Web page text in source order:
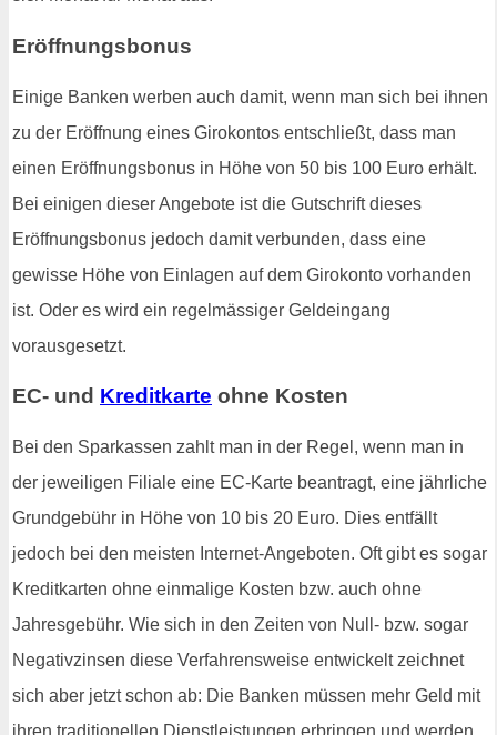
Eröffnungsbonus
Einige Banken werben auch damit, wenn man sich bei ihnen
zu der Eröffnung eines Girokontos entschließt, dass man
einen Eröffnungsbonus in Höhe von 50 bis 100 Euro erhält.
Bei einigen dieser Angebote ist die Gutschrift dieses
Eröffnungsbonus jedoch damit verbunden, dass eine
gewisse Höhe von Einlagen auf dem Girokonto vorhanden
ist. Oder es wird ein regelmässiger Geldeingang
vorausgesetzt.
EC- und Kreditkarte ohne Kosten
Bei den Sparkassen zahlt man in der Regel, wenn man in
der jeweiligen Filiale eine EC-Karte beantragt, eine jährliche
Grundgebühr in Höhe von 10 bis 20 Euro. Dies entfällt
jedoch bei den meisten Internet-Angeboten. Oft gibt es sogar
Kreditkarten ohne einmalige Kosten bzw. auch ohne
Jahresgebühr. Wie sich in den Zeiten von Null- bzw. sogar
Negativzinsen diese Verfahrensweise entwickelt zeichnet
sich aber jetzt schon ab: Die Banken müssen mehr Geld mit
ihren traditionellen Dienstleistungen erbringen und werden